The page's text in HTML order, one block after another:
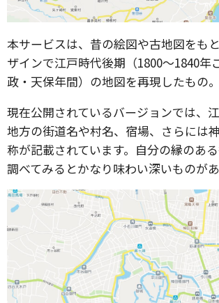
本サービスは、昔の絵図や古地図をも
ザインで江戸時代後期（1800〜1840年
政・天保年間）の地図を再現したもの。
現在公開されているバージョンでは、
地方の街道名や村名、宿場、さらには
称が記載されています。自分の縁のあ
調べてみるとかなり味わい深いものがあ